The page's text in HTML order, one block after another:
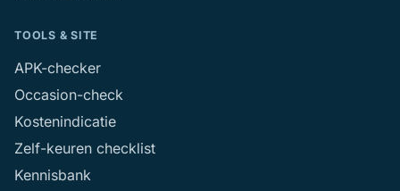
TOOLS & SITE
APK-checker
Occasion-check
Kostenindicatie
Zelf-keuren checklist
Kennisbank